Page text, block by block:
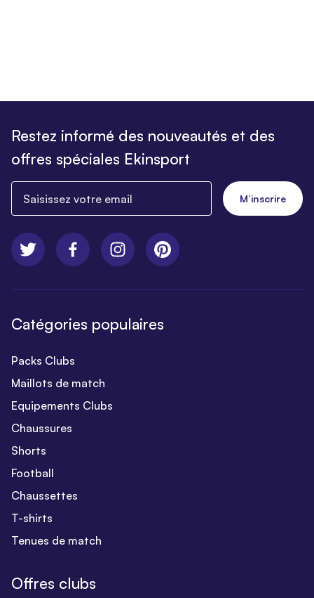
Restez informé des nouveautés et des
offres spéciales Ekinsport
M’inscrire
Catégories populaires
Packs Clubs
Maillots de match
Equipements Clubs
Chaussures
Shorts
Football
Chaussettes
T-shirts
Tenues de match
Offres clubs